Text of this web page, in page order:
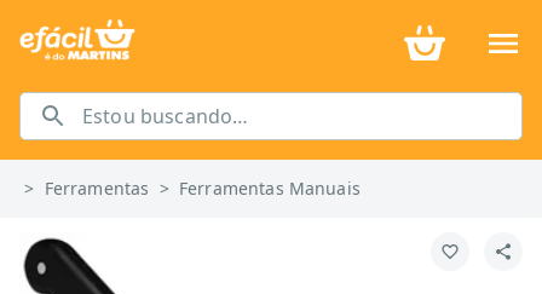
> Ferramentas > Ferramentas Manuais